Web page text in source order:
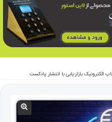
الکترونیک بازاریابی با انتشار پادکست